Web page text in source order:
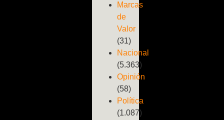
Marcas
de
Valor
(31)
Nacional
(5.363)
Opinión
(58)
Política
(1.087)